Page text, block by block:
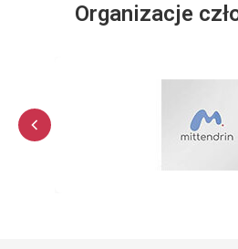
Organizacje